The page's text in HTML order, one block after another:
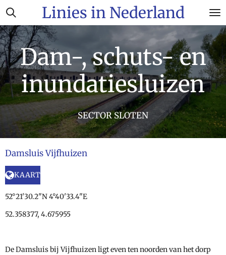
Ga
direct
naar
de
hoofdinhoud
Linies in Nederland
Dam-, schuts- en
inundatiesluizen
SECTOR SLOTEN
Damsluis Vijfhuizen
KAART
52°21'30.2"N 4°40'33.4"E
52.358377, 4.675955
De Damsluis bij Vijfhuizen ligt even ten noorden van het dorp